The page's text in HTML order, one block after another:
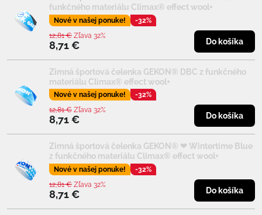
funkčného materiálu Climax® effect wool+
Nové v našej ponuke! -32%
8,71 €
12,81 € Zľava 32%
Do košíka
Zimná športová čelenka GEKON® DBC z funkčného
materiálu Climax® effect wool+
Nové v našej ponuke! -32%
8,71 €
12,81 € Zľava 32%
Do košíka
Zimná športová čelenka GEKON® ❤ Wintertime Blue
z funkčného materiálu Climax® effect wool+
Nové v našej ponuke! -32%
8,71 €
12,81 € Zľava 32%
Do košíka